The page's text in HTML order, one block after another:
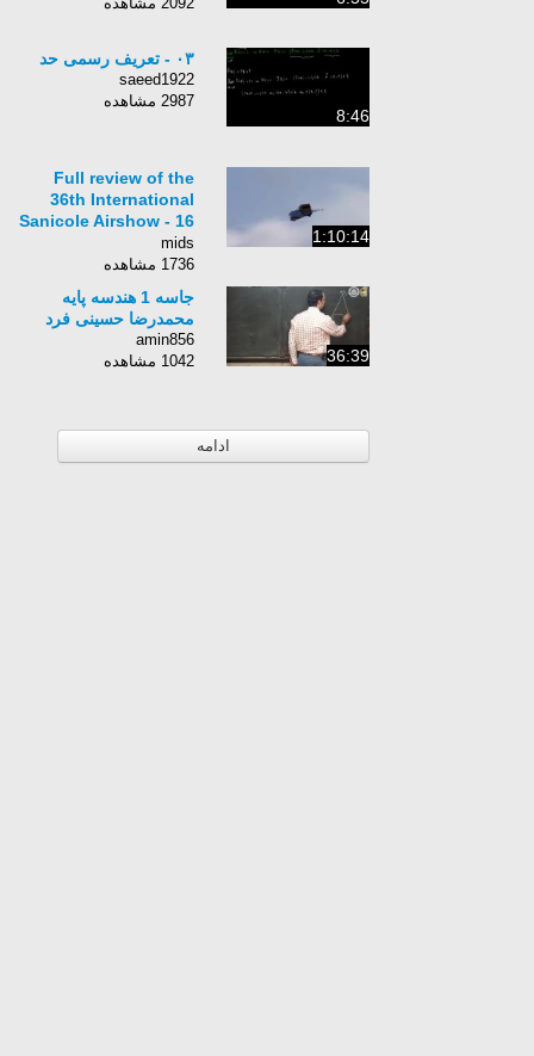
8:46
۰۳ - تعریف رسمی حد
saeed1922
2987 مشاهده
1:10:14
Full review of the
36th International
Sanicole Airshow - 16
Sept 2012
mids
1736 مشاهده
36:39
جاسه 1 هندسه پایه
محمدرضا حسینی فرد
amin856
1042 مشاهده
ادامه